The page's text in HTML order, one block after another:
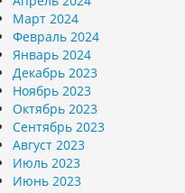
Март 2024
Февраль 2024
Январь 2024
Декабрь 2023
Ноябрь 2023
Октябрь 2023
Сентябрь 2023
Август 2023
Июль 2023
Июнь 2023